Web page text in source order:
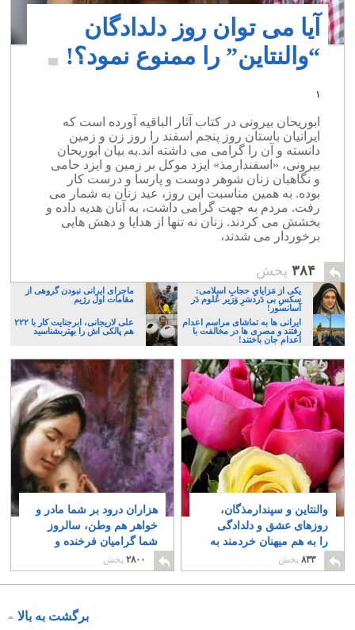
آیا می توان روز دلدادگان
“والنتاین” را ممنوع نمود؟!
۱
ابوریحان بیرونی در کتاب آثار الباقیه آورده است که
ایرانیان باستان روز پنجم اسفند را روز زن و زمین
دانسته و آن را گرامی می داشته اند.به بیان ابوریحان
بیرونی، «اسفندارمذ» ایزد موکل بر زمین و ایزد حامی
و نگاهبان زنان شوهر دوست و پارسا و درست کار
بوده. به همین مناسبت این روز، عید زنان به شمار می
‏رفت. مردم به جهت گرامی ‏داشت، به آنان هدیه ‏داده و
بخشش می‏ کردند. زنان نه تنها از هدایا و دهش هایی
برخوردار می ‏شدند،
۳۸۴ پخش
یکی از مَزایایِ حجابِ اسلامی:
سکسِ بی دَردسَرِ وَزیر عُلوم دَر
آسانسور!
ماجرای ایرانی نبودن گروهی از
مقامات اول رژیم
ایرانی ها به تماشای مراسم اعدام
رفتند و مصری ها در مخالفت با
اعدام جان باختند!
علی لاریجانی، ابرجنایت کار با ۲۲۲
هم پالکی اش را بهتربشناسید
والنتاین و سپندارمذگان،
روزهای عشق و دلدادگی
را به هم میهنان خردمند به
ویژه بانوان گرانمایه
شادباش می گوییم
۱۱
۸۳۳ پخش
هزاران درود بر شما مادر و
خواهر هم وطن، سالروز
شما گرامیان فرخنده و
خجسته باد
۲۸۰۰ پخش
برگشت به بالا